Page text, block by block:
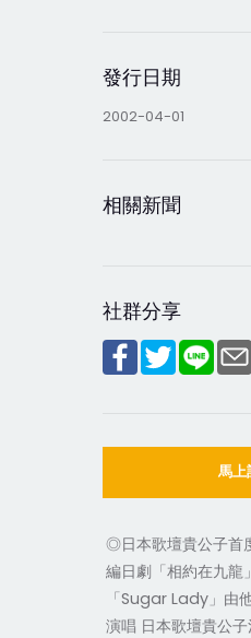
發行日期
2002-04-01
相關新聞
社群分享
馬上
◎日本歌壇貴公子首
編日劇「相約在九
「Sugar Lady」由
演唱 日本歌壇貴公